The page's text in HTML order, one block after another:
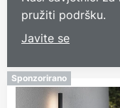
pružiti podršku.
Javite se
Sponzorirano